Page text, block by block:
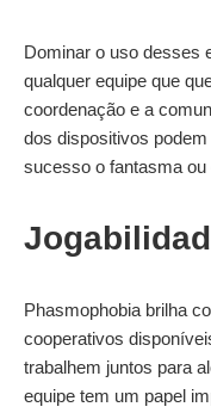
Dominar o uso desses
qualquer equipe que
coordenação e a
dos dispositivos
sucesso o fantasma
Phasmophobia brilha
cooperativos
trabalhem juntos para
equipe tem um papel